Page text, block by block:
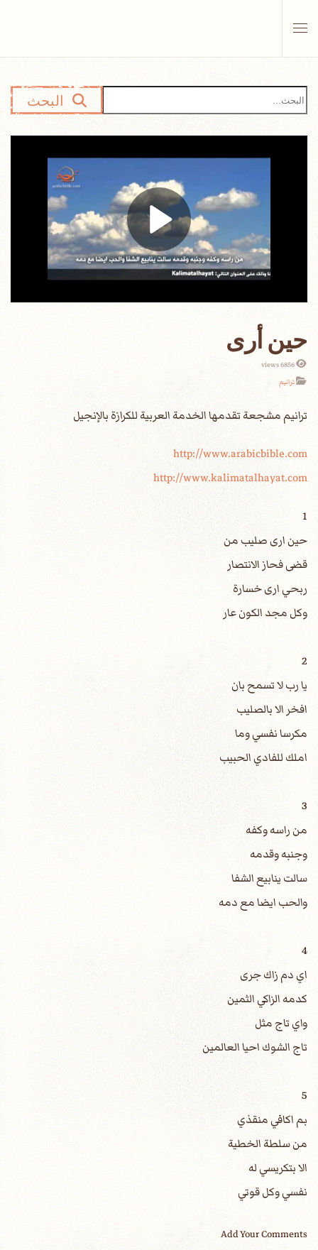
البحث
حين أرى
6856 views
ترانيم
http://www.arabicbible.com
http://www.kalimatalhayat.com
1
حين ارى صليب من
قضى فحاز الانتصار
ربحي ارى خسارة
وكل مجد الكون عار
2
يا رب لا تسمح بان
افخر الا بالصليب
مكرسا نفسي وما
املك للفادي الحبيب
3
من راسه وكفه
وجنبه وقدمه
سالت ينابيع الشفا
والحب ايضا مع دمه
4
اي دم زاك جرى
كدمه الزاكي الثمين
واي تاج مثل
تاج الشوك احيا العالمين
5
بم اكافي منقذي
من سلطة الخطية
الا بتكريسي له
نفسي وكل قوتي
Add Your Comments